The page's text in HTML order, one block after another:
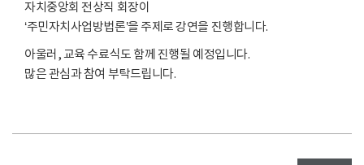
자치중앙회 전상직 회장이
‘주민자치사업방법론’을 주제로 강연을 진행합니다.
아울러, 교육 수료식도 함께 진행될 예정입니다.
많은 관심과 참여 부탁드립니다.